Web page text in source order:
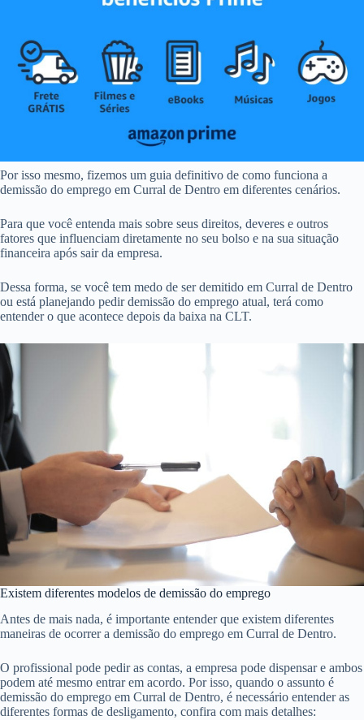
Por isso mesmo, fizemos um guia definitivo de como funciona a
demissão do emprego em Curral de Dentro em diferentes cenários.
Para que você entenda mais sobre seus direitos, deveres e outros
fatores que influenciam diretamente no seu bolso e na sua situação
financeira após sair da empresa.
Dessa forma, se você tem medo de ser demitido em Curral de Dentro
ou está planejando pedir demissão do emprego atual, terá como
entender o que acontece depois da baixa na CLT.
Existem diferentes modelos de demissão do emprego
Antes de mais nada, é importante entender que existem diferentes
maneiras de ocorrer a demissão do emprego em Curral de Dentro.
O profissional pode pedir as contas, a empresa pode dispensar e ambos
podem até mesmo entrar em acordo. Por isso, quando o assunto é
demissão do emprego em Curral de Dentro, é necessário entender as
diferentes formas de desligamento, confira com mais detalhes: